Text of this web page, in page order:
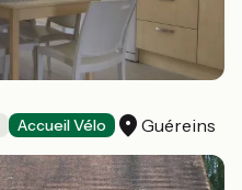
Accueil Vélo Guéreins